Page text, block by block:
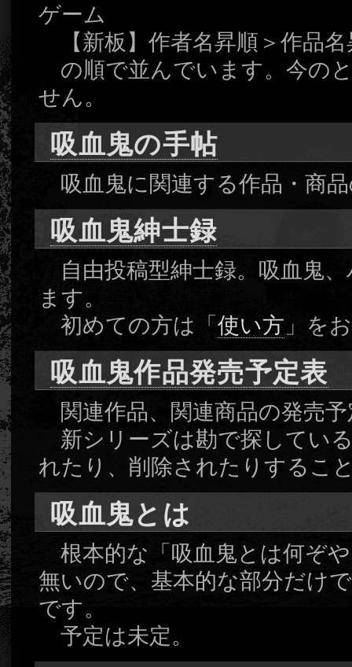
ゲーム
【新板】作者名昇順＞作品名
の順で並んでいます。今の
せん。
吸血鬼の手帖
吸血鬼に関連する作品・商
吸血鬼紳士録
自由投稿型紳士録。吸血鬼
ます。
初めての方は「使い方 」を
吸血鬼作品発売予定表
関連作品、関連商品の発売
新シリーズは勘で探してい
れたり、削除されたりするこ
吸血鬼とは
根本的な「吸血鬼とは何ぞ
無いので、基本的な部分だけ
です。
予定は未定。